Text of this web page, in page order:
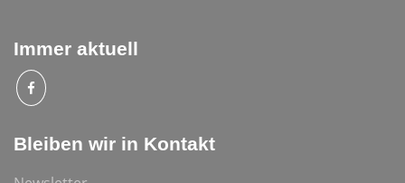
Immer aktuell
Bleiben wir in Kontakt